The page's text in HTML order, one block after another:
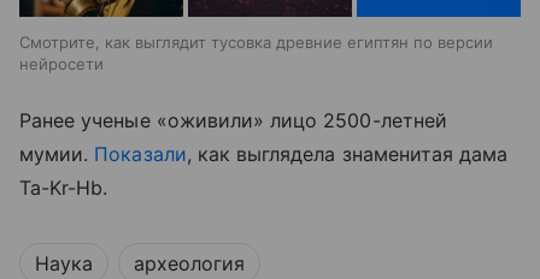
Смотрите, как выглядит тусовка древние египтян по версии
нейросети
Ранее ученые «оживили» лицо 2500-летней
мумии. Показали, как выглядела знаменитая дама
Ta-Kr-Hb.
Наука археология